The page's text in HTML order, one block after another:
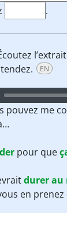
.
EN
pouvez me
pour que
durerau
en prenez